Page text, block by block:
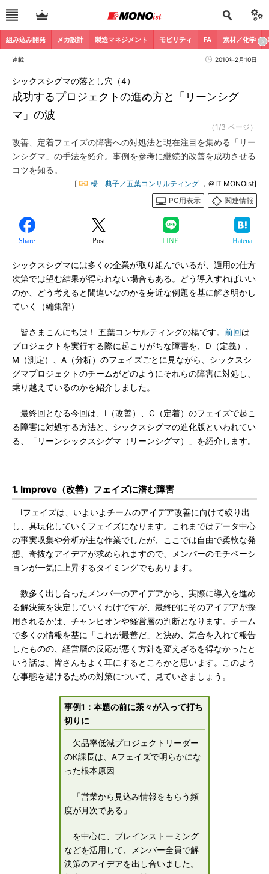
組み込み開発 メカ設計 製造マネジメント モビリティ FA 素材／化学
連載 2010年2月10日
成功するプロジェクトの進め方と「リーンシグ
マ」の波
シックスシグマの落とし穴（4）
（1/3 ページ）
改善、定着フェイズの障害への対処法と現在注目を集める「リー
ンシグマ」の手法を紹介。事例を参考に継続的改善を成功させる
コツを知る。
[ 楊 典子／五葉コンサルティング ，＠IT MONOist]
PC用表示
関連情報
Share Post LINE Hatena
シックスシグマには多くの企業が取り組んでいるが、適用の仕方
次第では望む結果が得られない場合もある。どう導入すればいい
のか、どう考えると間違いなのかを身近な例題を基に解き明かし
ていく（編集部）
皆さまこんにちは！ 五葉コンサルティングの楊です。 前回は
プロジェクトを実行する際に起こりがちな障害を、D（定義）、
M（測定）、A（分析）のフェイズごとに見ながら、シックスシ
グマプロジェクトのチームがどのようにそれらの障害に対処し、
乗り越えているのかを紹介しました。
最終回となる今回は、I（改善）、C（定着）のフェイズで起こ
る障害に対処する方法と、シックスシグマの進化版といわれてい
る、「リーンシックスシグマ（リーンシグマ）」を紹介します。
1. Improve（改善）フェイズに潜む障害
Iフェイズは、いよいよチームのアイデア改善に向けて絞り出
し、具現化していくフェイズになります。これまではデータ中心
の事実収集や分析が主な作業でしたが、ここでは自由で柔軟な発
想、奇抜なアイデアが求められますので、メンバーのモチベーシ
ョンが一気に上昇するタイミングでもあります。
数多く出し合ったメンバーのアイデアから、実際に導入を進め
る解決策を決定していくわけですが、最終的にそのアイデアが採
用されるかは、チャンピオンや経営層の判断となります。チーム
で多くの情報を基に「これが最善だ」と決め、気合を入れて報告
したものの、経営層の反応が悪く方針を変えざるを得なかったと
いう話は、皆さんもよく耳にするところかと思います。このよう
な事態を避けるための対策について、見ていきましょう。
事例1：本題の前に茶々が入って打ち
切りに
欠品率低減プロジェクトリーダー
のK課長は、Aフェイズで明らかにな
った根本原因
「営業から見込み情報をもらう頻
度が月次である」
を中心に、ブレインストーミング
などを活用して、メンバー全員で解
決策のアイデアを出し合いました。